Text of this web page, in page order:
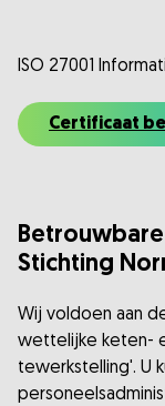
ISO 27001
Certificaat
Stichting
Wij voldoen aan
wettelijke keten-
tewerkstelling'. U